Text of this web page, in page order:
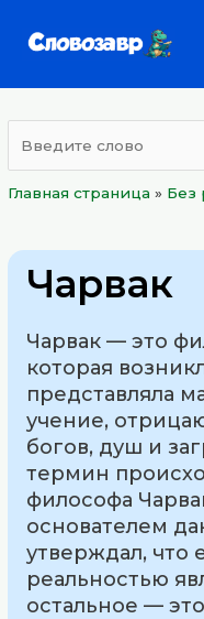
Главная страница » Без
Чарвак
Чарвак — это
которая
представляла
учение,
богов, душ и
термин
философа
основателем
утверждал, что
реальностью
остальное —